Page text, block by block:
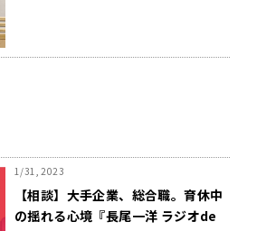
1/31, 2023
【相談】大手企業、総合職。育休中
の揺れる心境『長尾一洋 ラジオde